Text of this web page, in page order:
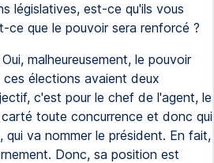
législatives, est-ce qu'ils vous
ce que le pouvoir sera renforcé ?
Oui, malheureusement, le pouvoir
élections avaient deux
c'est pour le chef de l'agent, le
carté toute concurrence et donc qui
va nommer le président. En fait,
Donc, sa position est